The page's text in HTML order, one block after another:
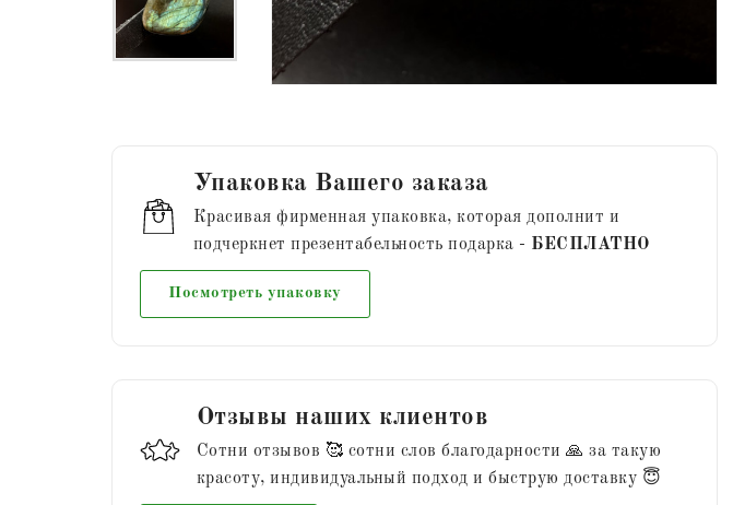
Упаковка Вашего заказа
Красивая фирменная упаковка, которая дополнит и
подчеркнет презентабельность подарка - БЕСПЛАТНО
Посмотреть упаковку
Отзывы наших клиентов
Сотни отзывов 🥰 сотни слов благодарности 🙏 за такую
красоту, индивидуальный подход и быструю доставку 😇